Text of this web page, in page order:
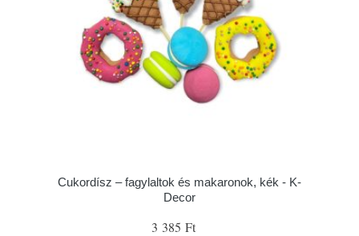
Cukordísz – fagylaltok és makaronok, kék - K-
Decor
3 385 Ft